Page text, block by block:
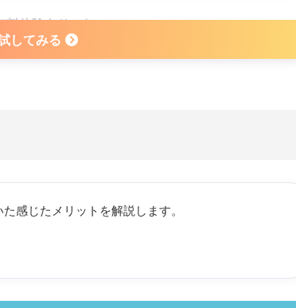
料体験あり
してみる
感じたメリットを解説します。